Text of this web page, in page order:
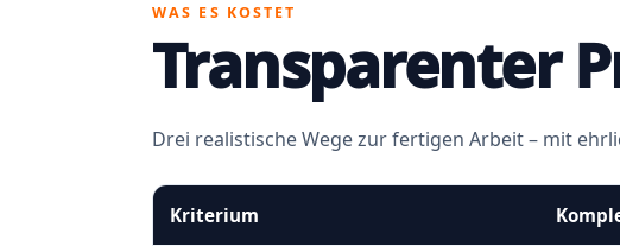
WAS ES KOSTET
Transparenter
Drei realistische Wege zur fertigen Arbeit – mit
Kriterium